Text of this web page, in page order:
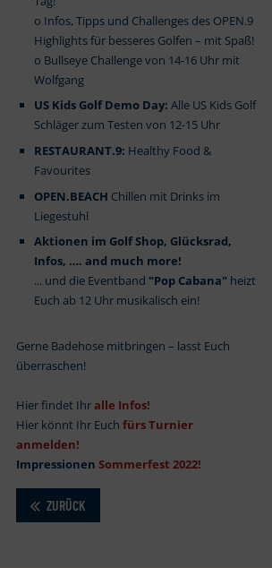
o Infos, Tipps und Challenges des OPEN.9
Highlights für besseres Golfen – mit Spaß!
o Bullseye Challenge von 14-16 Uhr mit
Wolfgang
US Kids Golf Demo Day: Alle US Kids Golf
Schläger zum Testen von 12-15 Uhr
RESTAURANT.9: Healthy Food &
Favourites
OPEN.BEACH Chillen mit Drinks im
Liegestuhl
Aktionen im Golf Shop, Glücksrad,
Infos, …. and much more!
... und die Eventband "Pop Cabana" heizt
Euch ab 12 Uhr musikalisch ein!
Gerne Badehose mitbringen – lasst Euch
überraschen!
Hier findet Ihralle Infos!
Hier könnt Ihr Euch fürs Turnier
anmelden!
Impressionen Sommerfest 2022!
ZURÜCK